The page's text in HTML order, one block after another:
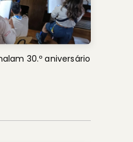
30.º aniversário